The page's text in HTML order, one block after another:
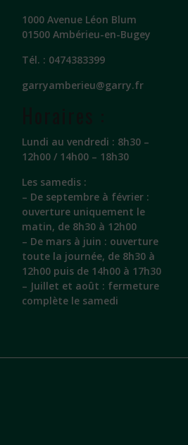
1000 Avenue Léon Blum
01500 Ambérieu-en-Bugey
Tél. : 0474383399
garryamberieu@garry.fr
Lundi au vendredi : 8h30 –
12h00 / 14h00 – 18h30
Les samedis :
– De septembre à février :
ouverture uniquement le
matin, de 8h30 à 12h00
– De mars à juin : ouverture
toute la journée, de 8h30 à
12h00 puis de 14h00 à 17h30
– Juillet et août : fermeture
complète le samedi